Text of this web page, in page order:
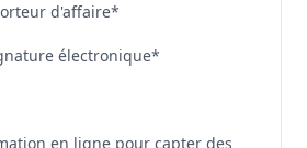
d'affaire*
électronique*
en ligne pour capter des